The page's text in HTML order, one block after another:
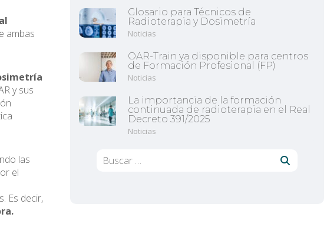
ambas
y sus
las
el
Es decir,
Glosario para Técnicos de
Radioterapia y Dosimetría
Noticias
OAR-Train ya disponible para centros
de Formación Profesional (FP)
Noticias
La importancia de la formación
continuada de radioterapia en el Real
Decreto 391/2025
Noticias
Buscar: